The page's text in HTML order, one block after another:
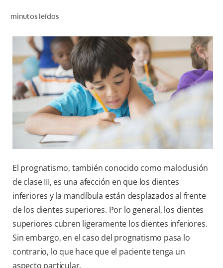
PARA PROFESIONALES
CUPONES
SUSCRÍBETE
minutos leídos
El prognatismo, también conocido como maloclusión
de clase III, es una afección en que los dientes
inferiores y la mandíbula están desplazados al frente
de los dientes superiores. Por lo general, los dientes
superiores cubren ligeramente los dientes inferiores.
Sin embargo, en el caso del prognatismo pasa lo
contrario, lo que hace que el paciente tenga un
aspecto particular.